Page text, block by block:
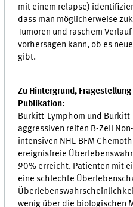
mit einem relapse)
dass man möglicherweise
Tumoren und raschem
vorhersagen kann, ob es
gibt.
Zu Hintergrund,
Publikation:
Burkitt-Lymphom und
aggressiven reifen B-Zell
intensiven NHL-BFM
ereignisfreie
90% erreicht. Patienten mit
eine schlechte
wenig über die biologischen